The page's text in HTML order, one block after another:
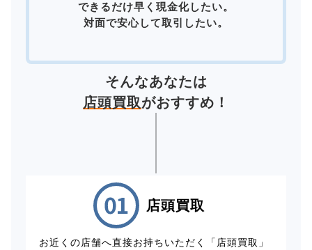
できるだけ早く現金化したい。
対面で安心して取引したい。
そんなあなたは
店頭買取がおすすめ！
店頭買取
お近くの店舗へ直接お持ちいただく「店頭買取」